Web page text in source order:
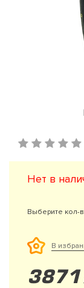
Нет в
Выберите кол-
В
3871